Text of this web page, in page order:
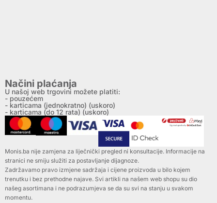
Načini plaćanja
U našoj web trgovini možete platiti:
- pouzećem
- karticama (jednokratno) (uskoro)
- karticama (do 12 rata) (uskoro)
Monis.ba nije zamjena za liječnički pregled ni konsultacije. Informacije na
stranici ne smiju služiti za postavljanje dijagnoze.
Zadržavamo pravo izmjene sadržaja i cijene proizvoda u bilo kojem
trenutku i bez prethodne najave. Svi artikli na našem web shopu su dio
našeg asortimana i ne podrazumjeva se da su svi na stanju u svakom
momentu.